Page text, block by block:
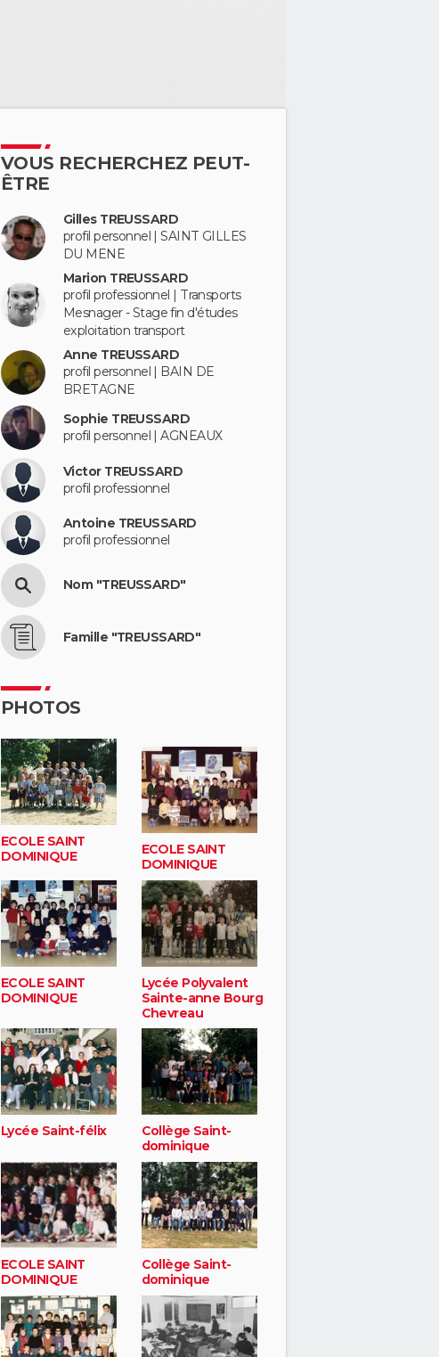
VOUS RECHERCHEZ PEUT-
ÊTRE
Gilles TREUSSARD
profil personnel | SAINT GILLES
DU MENE
Marion TREUSSARD
profil professionnel | Transports
Mesnager - Stage fin d'études
exploitation transport
Anne TREUSSARD
profil personnel | BAIN DE
BRETAGNE
Sophie TREUSSARD
profil personnel | AGNEAUX
Victor TREUSSARD
profil professionnel
Antoine TREUSSARD
profil professionnel
Nom "TREUSSARD"
Famille "TREUSSARD"
PHOTOS
ECOLE SAINT
DOMINIQUE
ECOLE SAINT
DOMINIQUE
ECOLE SAINT
DOMINIQUE
Lycée Polyvalent
Sainte-anne Bourg
Chevreau
Lycée Saint-félix
Collège Saint-
dominique
ECOLE SAINT
DOMINIQUE
Collège Saint-
dominique